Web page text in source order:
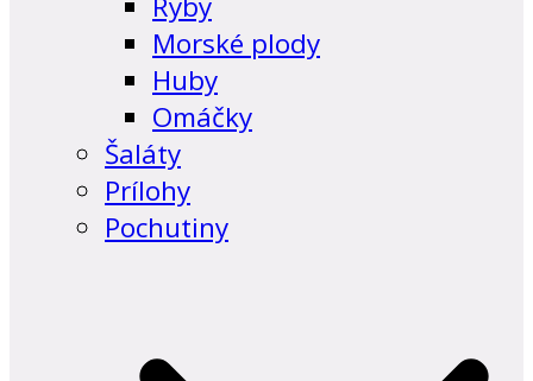
Morské plody
Huby
Omáčky
Šaláty
Prílohy
Pochutiny